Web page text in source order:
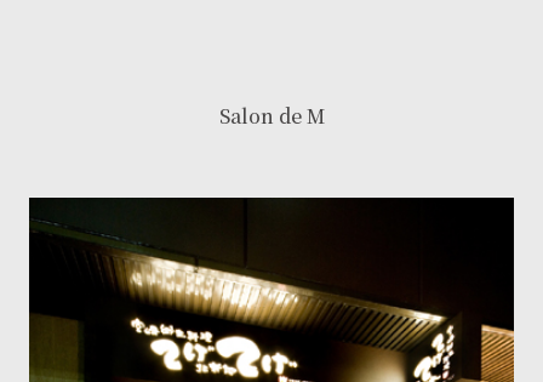
Salon de M